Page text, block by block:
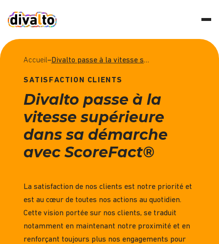
Accueil– Divalto passe à la vitesse supérieure dans sa démarche avec ScoreFact®
SATISFACTION CLIENTS
Divalto passe à la
vitesse supérieure
dans sa démarche
avec ScoreFact®
La satisfaction de nos clients est notre priorité et
est au cœur de toutes nos actions au quotidien.
Cette vision portée sur nos clients, se traduit
notamment en maintenant notre proximité et en
renforçant toujours plus nos engagements pour